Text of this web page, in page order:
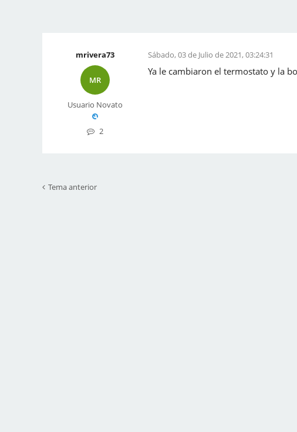
mrivera73
MR
Usuario Novato
2
Sábado, 03 de Julio de 2021, 03:24:31
Ya le cambiaron el termostato y la
Tema anterior